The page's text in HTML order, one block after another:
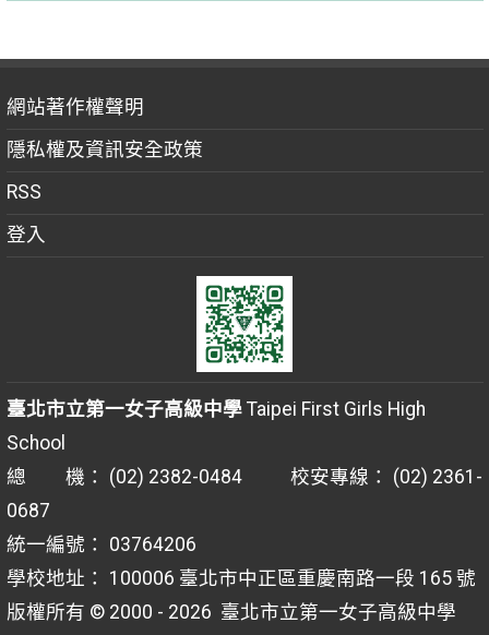
網站著作權聲明
隱私權及資訊安全政策
RSS
登入
臺北市立第一女子高級中學Taipei First Girls High
School
總 機： (02) 2382-0484 校安專線： (02) 2361-
0687
統一編號： 03764206
學校地址： 100006 臺北市中正區重慶南路一段 165 號
版權所有 © 2000 - 2026 臺北市立第一女子高級中學